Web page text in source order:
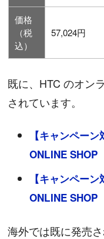
価格
（税
込）
57,024円
既に、HTC のオン
されています。
【キャンペー
ONLINE SHOP
【キャンペー
ONLINE SHOP
海外では既に発売